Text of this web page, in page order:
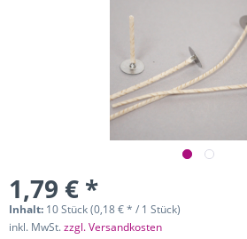
1,79 € *
Inhalt: 10 Stück (0,18 € * / 1 Stück)
inkl. MwSt.zzgl. Versandkosten